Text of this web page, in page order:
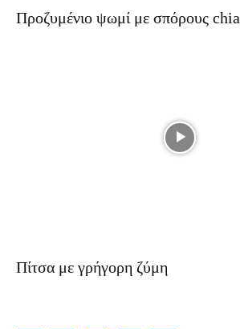
Προζυμένιο ψωμί με σπόρους chia
Πίτσα με γρήγορη ζύμη